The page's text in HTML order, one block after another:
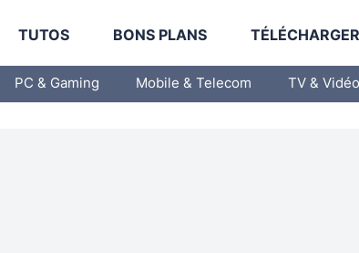
TUTOS BONS PLANS
PC & Gaming Mobile & Telecom TV & Vidéo